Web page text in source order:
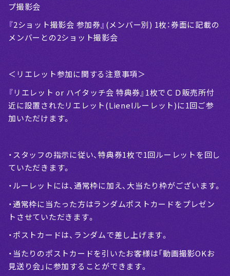
プ撮影会
『2ショット撮影会 参加券』(メンバー別) 1枚：券面に記載の
メンバーとの2ショット撮影会
＜リエレット参加に関する注意事項＞
『リエレット or ハイタッチ会 特典券』1枚でＣＤ販売所付
近に設置されたリエレット(Lienelルーレット)に1回ご参
加いただけます。
・スタッフの指示に従い、特典券1枚で1回ルーレットを回し
ていただきます。
・ルーレットには、通常枠に加え、大当たり枠がございます。
・通常枠に当たった方はランダムポストカードをプレゼン
トさせていただきます。
・ポストカードは、ランダムで差し上げます。
・当たりのポストカードを引いたお客様は「動画撮影OKお
見送り会」に参加することができます。